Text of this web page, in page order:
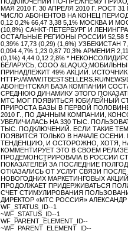
МАЯ 2010 Г. 30 АПРЕЛЯ 2010 Г. РОСТ
ЧИСЛО АБОНЕНТОВ НА КОНЕЦ ПЕРИОДА
0,12 0,2% 66,47 3,38 5,1% МОСКВА И
(10,8%) САНКТ-ПЕТЕРБУРГ И
ОСТАЛЬНЫЕ РЕГИОНЫ РОССИИ 52,58
0,39% 17,73 (0,29) (1,6%) УЗБЕКИСТАН
0,094 4,7% 1,23 0,87 70,3% АРМЕНИЯ
(0,1%) 4,44 0,12 2,8% *
БЕЛАРУСЬ, СООО
ПРИНАДЛЕЖИТ 49% АКЦИЙ.
HTTP://WWW.ITBESTSELLERS.RU/
АБОНЕНТСКАЯ БАЗА КОМПАНИИ
СРЕДНЮЮ ДИНАМИКУ ЭТОГО
МТС МОГ ПОЯВИТЬСЯ ЮБИЛЕЙНЫЙ
ПРИРОСТА БАЗЫ В ПЕРВОЙ
2010 Г., ПО ДАННЫМ КОМПАНИИ,
УВЕЛИЧИЛАСЬ НА 330 ТЫС.
ТЫС. ПОДКЛЮЧЕНИЙ. ЕСЛИ ТАКИЕ
ПОЯВИТСЯ ТОЛЬКО В НАЧАЛЕ
ТЕНДЕНЦИЮ, И ОСТОРОЖНО, ХОТЯ,
КОММЕНТИРУЕТ ЭТО В СВОЕМ
ПРОДЕМОНСТРИРОВАЛА В РОССИИ
ПОКАЗАТЕЛЕЙ ЗА ПОСЛЕДНИЕ
ОТКАЗАЛИСЬ ОТ УСЛУГ СВЯЗИ
НОВОГОДНИХ МАРКЕТИНГОВЫХ
ПРОДОЛЖАЕТ ПРИДЕРЖИВАТЬСЯ
СЧЕТ СТИМУЛИРОВАНИЯ
ДИРЕКТОР «МТС РОССИЯ»
WF_STATUS_ID--1
~WF_STATUS_ID--1
WF_PARENT_ELEMENT_ID--
~WF_PARENT_ELEMENT_ID--